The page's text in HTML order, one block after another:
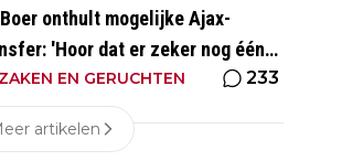
onthult mogelijke Ajax-
'Hoor dat er zeker nog één
kanon aankomt'
EN GERUCHTEN 233
artikelen